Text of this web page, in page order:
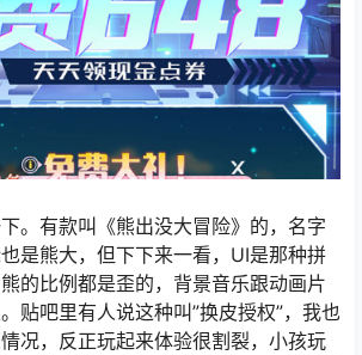
。有款叫《熊出没大冒险》的，名字
是熊大，但下下来一看，UI是那种拼
的比例都是歪的，背景音乐跟动画片
贴吧里有人说这种叫”换皮授权”，我也
况，反正玩起来体验很割裂，小孩玩